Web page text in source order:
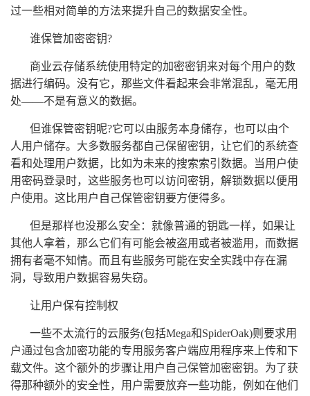
过一些相对简单的方法来提升自己的数据安全性。
谁保管加密密钥?
商业云存储系统使用特定的加密密钥来对每个用户的数
据进行编码。没有它，那些文件看起来会非常混乱，毫无用
处——不是有意义的数据。
但谁保管密钥呢?它可以由服务本身储存，也可以由个
人用户储存。大多数服务都自己保留密钥，让它们的系统查
看和处理用户数据，比如为未来的搜索索引数据。当用户使
用密码登录时，这些服务也可以访问密钥，解锁数据以便用
户使用。这比用户自己保管密钥要方便得多。
但是那样也没那么安全：就像普通的钥匙一样，如果让
其他人拿着，那么它们有可能会被盗用或者被滥用，而数据
拥有者毫不知情。而且有些服务可能在安全实践中存在漏
洞，导致用户数据容易失窃。
让用户保有控制权
一些不太流行的云服务(包括Mega和SpiderOak)则要求用
户通过包含加密功能的专用服务客户端应用程序来上传和下
载文件。这个额外的步骤让用户自己保管加密密钥。为了获
得那种额外的安全性，用户需要放弃一些功能，例如在他们